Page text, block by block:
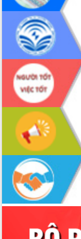
Ngành cá ngừ Đắk Lắk chủ
ứng để giữ vững thị trường
Diễn đàn Kinh tế tư nhân
phá cơ chế - Hợp tác công tư
Đề án 06 tạo bước ngoặt đột
cải cách hành chính tỉnh Đắk
Kết nối tour, đẩy mạnh
để phát triển du lịch Đắk Lắk
Khởi động Dự án Đầu tư xây
tầng kỹ thuật Cụm công
Tiến
Gặp mặt các cơ quan báo chí
niệm 101 năm Ngày Báo chí
mạng Việt Nam
Đắk Lắk sơ kết 4 năm triển
hiện Đề án 06 của Chính phủ
Họp báo thông tin về Hội
Quy hoạch và Xúc tiến đầu
Lắk
giải ngân vốn khắc phục